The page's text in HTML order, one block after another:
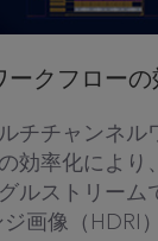
ークフロー
チチャンネル
効率化により
ルストリーム
画像（HDRI